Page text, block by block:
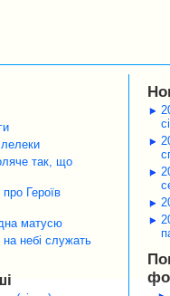
так, що
Героїв
матусю
небі служать